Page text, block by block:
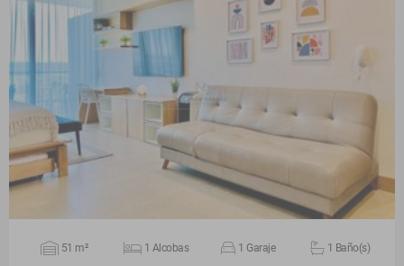
VER DETALLES
51 m² 1 Alcobas 1 Garaje 1 Baño(s)